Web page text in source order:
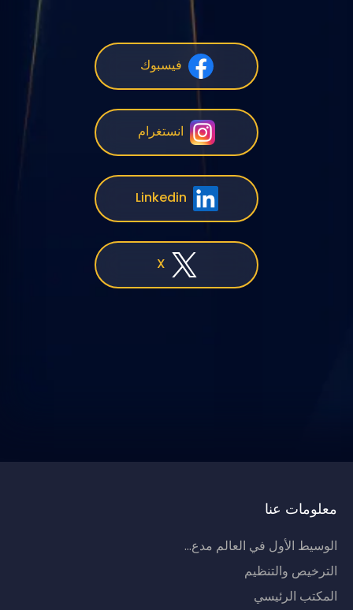
فيسبوك
انستغرام
Linkedin
X
معلومات عنا
الوسيط الأول في العالم مدع...
الترخيص والتنظيم
المكتب الرئيسي